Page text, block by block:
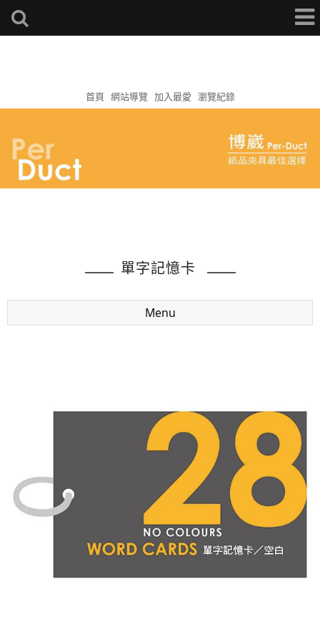
首頁 網站導覽 加入最愛 瀏覽紀錄
單字記憶卡
Menu